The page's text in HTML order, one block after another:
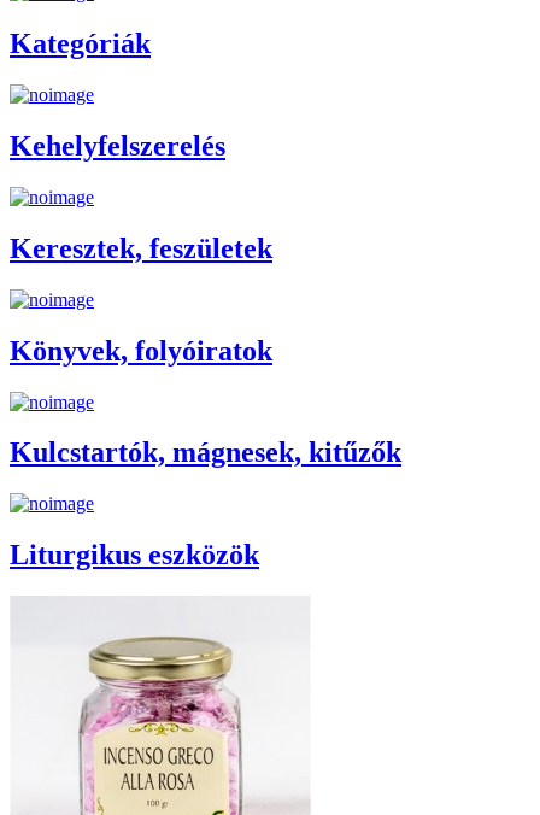
Kategóriák
Kehelyfelszerelés
Keresztek, feszületek
Könyvek, folyóiratok
Kulcstartók, mágnesek, kitűzők
Liturgikus eszközök